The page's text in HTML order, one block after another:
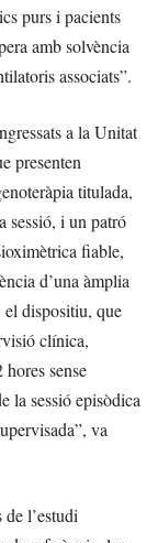
purs i pacients
amb solvència
associats”.
a la Unitat
presenten
titulada,
sessió, i un patró
fiable,
d’una àmplia
dispositiu, que
clínica,
sense
la sessió episòdica
va
l’estudi